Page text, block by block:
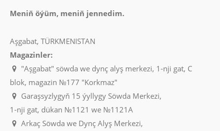
Meniň öýüm, meniň jennedim.
Aşgabat, TÜRKMENISTAN
Magazinler:
"Aşgabat" söwda we dynç alyş merkezi, 1-nji gat, C
blok, magazin №177 "Korkmaz"
Garaşsyzlygyň 15 ýyllygy Söwda Merkezi,
1-nji gat, dükan №1121 we №1121A
Arkaç Söwda we Dynç Alyş Merkezi,